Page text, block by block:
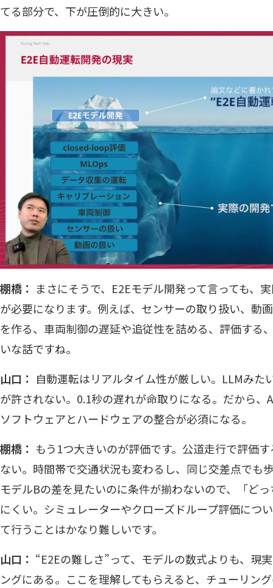
てる部分で、下が圧倒的に大きい。
棚橋： まさにそうで、E2Eモデル開発って言っても、
が必要になります。例えば、センサーの取り扱い、動
を作る、車両制御の遅延や追従性を詰める、評価する
いな話ですね。
山口： 自動運転はリアルタイム性が厳しい。LLMみた
が許されない。0.1秒の遅れが命取りになる。だから、
ソフトウェアとハードウェアの整合が必須になる。
棚橋： もう1つ大きいのが評価です。公道走行で評価
ない。時間帯で交通状況も変わるし、同じ交差点でも
モデルBの差を見たいのに条件が揃わないので、「ど
にくい。シミュレーターやクローズドループ評価につ
て行うことはかなり難しいです。
山口： “E2Eの難しさ”って、モデルの数式よりも、現
ングにある。ここを理解してもらえると、チューリン